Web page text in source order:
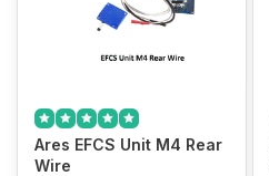
Ares EFCS Unit M4 Rear
Wire